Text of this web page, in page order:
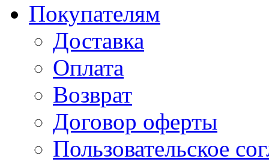
Покупателям
Доставка
Оплата
Возврат
Договор оферты
Пользовательское